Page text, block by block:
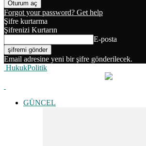
Forgot your password? Get help
Şifre kurtarma
Şifrenizi Kurtarın
E-posta
Email adresine yeni bir şifre gönderilecek.
HukukPolitik
GÜNCEL